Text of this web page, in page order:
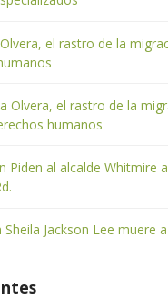
el rastro de la
Olvera, el rastro de la
humanos
Piden al alcalde Whitmire
Sheila Jackson Lee muere